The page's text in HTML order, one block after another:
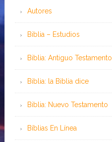
Autores
Biblia – Estudios
Biblia: Antiguo Testamento
Biblia: la Biblia dice
Biblia: Nuevo Testamento
Bíblias En Línea